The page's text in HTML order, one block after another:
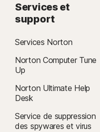
Services et
support
Services Norton
Norton Computer Tune
Up
Norton Ultimate Help
Desk
Service de suppression
des spywares et virus